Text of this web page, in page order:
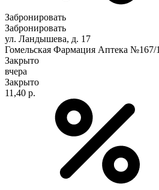
Забронировать
Забронировать
ул. Ландышева, д. 17
Гомельская Фармация Аптека №167/1
Закрыто
вчера
Закрыто
11,40 р.